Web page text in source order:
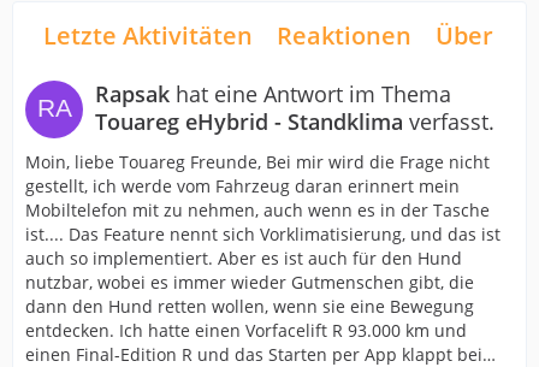
Letzte Aktivitäten Reaktionen Über
Rapsak hat eine Antwort im Thema
Touareg eHybrid - Standklima verfasst.
Moin, liebe Touareg Freunde, Bei mir wird die Frage nicht
gestellt, ich werde vom Fahrzeug daran erinnert mein
Mobiltelefon mit zu nehmen, auch wenn es in der Tasche
ist.... Das Feature nennt sich Vorklimatisierung, und das ist
auch so implementiert. Aber es ist auch für den Hund
nutzbar, wobei es immer wieder Gutmenschen gibt, die
dann den Hund retten wollen, wenn sie eine Bewegung
entdecken. Ich hatte einen Vorfacelift R 93.000 km und
einen Final-Edition R und das Starten per App klappt bei…